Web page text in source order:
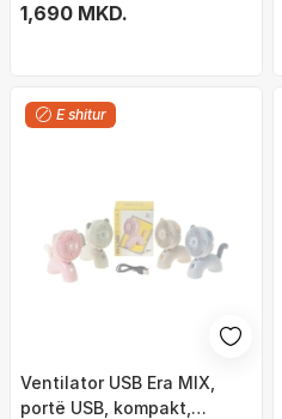
mAh, i bardhë
1,690 MKD.
E shitur
Ventilator USB Era MIX,
portë USB, kompakt,